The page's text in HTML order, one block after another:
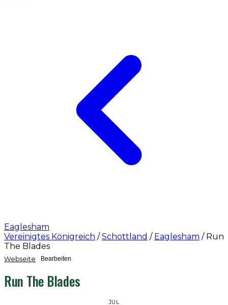
Eaglesham
Vereinigtes Königreich / Schottland / Eaglesham / Run
The Blades
Webseite Bearbeiten
Run The Blades
JUL